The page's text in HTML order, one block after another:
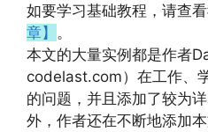
如要学习基础教程，请查
章】 。
本文的大量实例都是作者
codelast.com）在工作、
的问题，并且添加了较为
外，作者还在不断地添加